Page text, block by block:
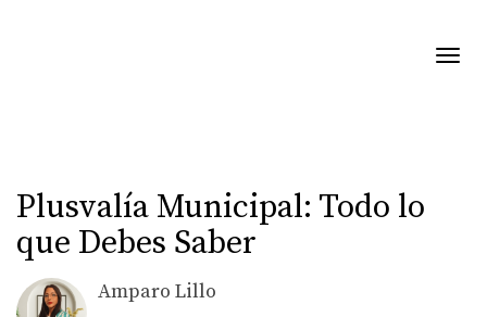
Plusvalía Municipal: Todo lo
que Debes Saber
Amparo Lillo